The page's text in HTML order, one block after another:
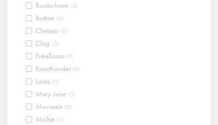
Bootschoen (0)
Bottine (0)
Chelsea (0)
Clog (0)
Enkellaars (0)
Kaarthouder (0)
Laars (0)
Mary Jane (0)
Mocassin (0)
Muiltje (0)